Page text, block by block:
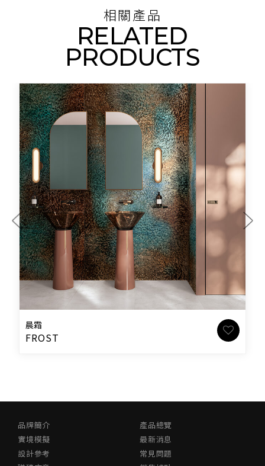
相關產品
RELATED
PRODUCTS
晨霜
FROST
品牌簡介
產品總覽
實境模擬
最新消息
設計參考
常見問題